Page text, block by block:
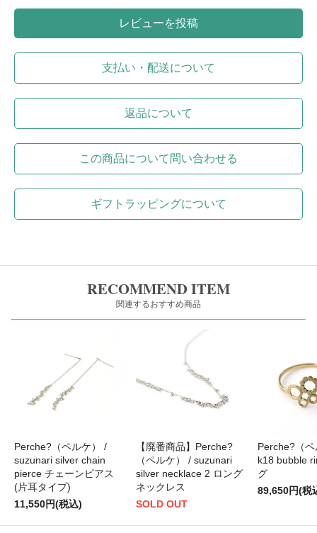
レビューを投稿
支払い・配送について
返品について
この商品について問い合わせる
ギフトラッピングについて
RECOMMEND ITEM
関連するおすすめ商品
Perche?（ペルケ） /
suzunari silver chain
pierce チェーンピアス
(片耳タイプ)
11,550円(税込)
【廃番商品】Perche?
（ペルケ） / suzunari
silver necklace 2 ロング
ネックレス
SOLD OUT
Perche?（
k18 bubble
グ
89,650円(税